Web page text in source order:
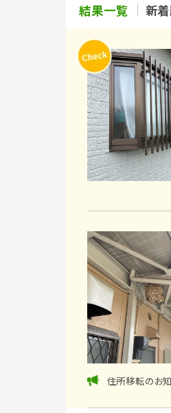
結果一覧 新
住所移転のお